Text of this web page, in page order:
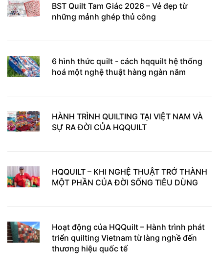
BST Quilt Tam Giác 2026 – Vẻ đẹp từ
những mảnh ghép thủ công
6 hình thức quilt - cách hqquilt hệ thống
hoá một nghệ thuật hàng ngàn năm
HÀNH TRÌNH QUILTING TẠI VIỆT NAM VÀ
SỰ RA ĐỜI CỦA HQQUILT
HQQUILT – KHI NGHỆ THUẬT TRỞ THÀNH
MỘT PHẦN CỦA ĐỜI SỐNG TIÊU DÙNG
Hoạt động của HQQuilt – Hành trình phát
triển quilting Vietnam từ làng nghề đến
thương hiệu quốc tế